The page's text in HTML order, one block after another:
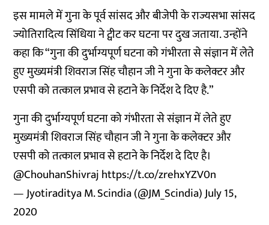
इस मामले में गुना के पूर्व सांसद और बीजेपी के राज्यसभा सांसद
ज्योतिरादित्य सिंधिया ने ट्वीट कर घटना पर दुख जताया. उन्होंने
कहा कि “गुना की दुर्भाग्यपूर्ण घटना को गंभीरता से संज्ञान में लेते
हुए मुख्यमंत्री शिवराज सिंह चौहान जी ने गुना के कलेक्टर और
एसपी को तत्काल प्रभाव से हटाने के निर्देश दे दिए है.”
गुना की दुर्भाग्यपूर्ण घटना को गंभीरता से संज्ञान में लेते हुए
मुख्यमंत्री शिवराज सिंह चौहान जी ने गुना के कलेक्टर और
एसपी को तत्काल प्रभाव से हटाने के निर्देश दे दिए है।
@ChouhanShivrajhttps://t.co/zrehxYZV0n
— Jyotiraditya M. Scindia (@JM_Scindia)July 15,
2020